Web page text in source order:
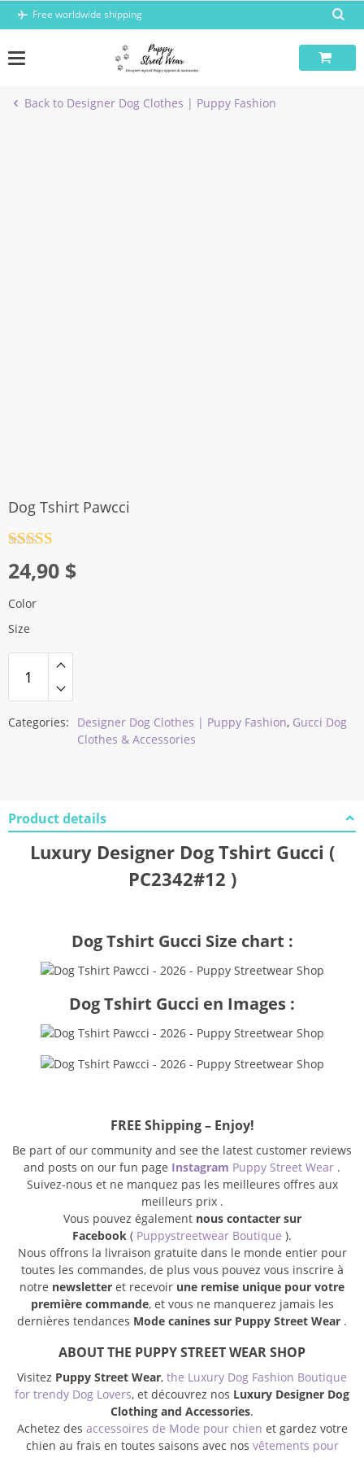
Skip
Free worldwide shipping
Back to Designer Dog Clothes | Puppy Fashion
Dog Tshirt Pawcci
out of 5
24,90 $
Color
Size
Categories: Designer Dog Clothes | Puppy Fashion, Gucci Dog
Clothes & Accessories
Product details
Luxury Designer Dog Tshirt Gucci (
PC2342#12 )
Dog Tshirt Gucci Size chart :
Dog Tshirt Gucci en Images :
FREE Shipping – Enjoy!
Be part of our community and see the latest customer reviews
and posts on our fun page Instagram Puppy Street Wear .
Suivez-nous et ne manquez pas les meilleures offres aux
meilleurs prix .
Vous pouvez également nous contacter sur
Facebook ( Puppystreetwear Boutique ).
Nous offrons la livraison gratuite dans le monde entier pour
toutes les commandes, de plus vous pouvez vous inscrire à
notre newsletter et recevoir une remise unique pour votre
première commande, et vous ne manquerez jamais les
dernières tendances Mode canines sur Puppy Street Wear .
ABOUT THE PUPPY STREET WEAR SHOP
Visitez Puppy Street Wear, the Luxury Dog Fashion Boutique
for trendy Dog Lovers, et découvrez nos Luxury Designer Dog
Clothing and Accessories.
Achetez des accessoires de Mode pour chien et gardez votre
chien au frais en toutes saisons avec nos vêtements pour